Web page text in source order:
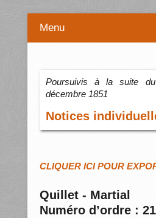
Menu
Poursuivis à la suite
décembre 1851
Notices
CLIQUER ICI POUR
Quillet - Martial
Numéro d’ordre :